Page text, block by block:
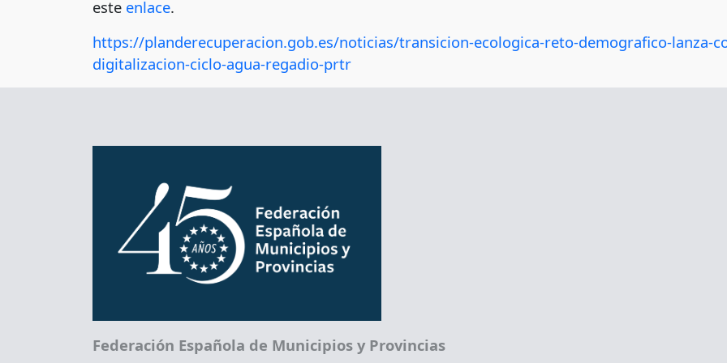
este enlace.
https://planderecuperacion.gob.es/noticias/transicion-ecologica-reto-demografico-lanza-
digitalizacion-ciclo-agua-regadio-prtr
Federación Española de Municipios y Provincias